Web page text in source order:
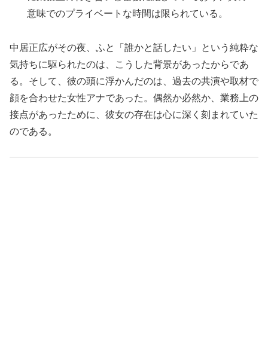
意味でのプライベートな時間は限られている。
中居正広がその夜、ふと「誰かと話したい」という純粋な
気持ちに駆られたのは、こうした背景があったからであ
る。そして、彼の頭に浮かんだのは、過去の共演や取材で
顔を合わせた女性アナであった。偶然か必然か、業務上の
接点があったために、彼女の存在は心に深く刻まれていた
のである。